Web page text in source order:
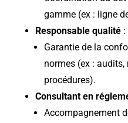
gamme (ex : ligne
Responsable qualité :
Garantie de la
normes (ex :
procédures).
Consultant en
Accompagnement